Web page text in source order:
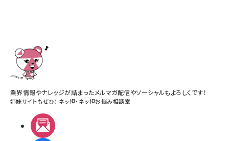
業界情報やナレッジが詰まったメルマガ配信やソーシャルもよろしくです！
姉妹サイトもぜひ： ネッ担・ ネッ担お悩み相談室